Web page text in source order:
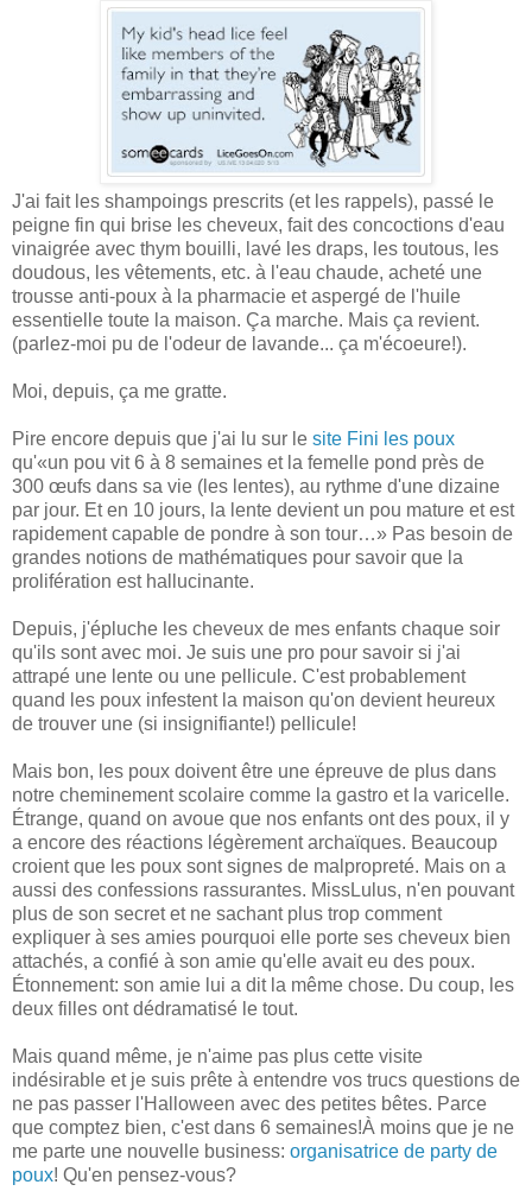
J'ai fait les shampoings prescrits (et les rappels), passé le
peigne fin qui brise les cheveux, fait des concoctions d'eau
vinaigrée avec thym bouilli, lavé les draps, les toutous, les
doudous, les vêtements, etc. à l'eau chaude, acheté une
trousse anti-poux à la pharmacie et aspergé de l'huile
essentielle toute la maison. Ça marche. Mais ça revient.
(parlez-moi pu de l'odeur de lavande... ça m'écoeure!).
Moi, depuis, ça me gratte.
Pire encore depuis que j'ai lu sur le site Fini les poux
qu'«un pou vit 6 à 8 semaines et la femelle pond près de
300 œufs dans sa vie (les lentes), au rythme d'une dizaine
par jour. Et en 10 jours, la lente devient un pou mature et est
rapidement capable de pondre à son tour…» Pas besoin de
grandes notions de mathématiques pour savoir que la
prolifération est hallucinante.
Depuis, j'épluche les cheveux de mes enfants chaque soir
qu'ils sont avec moi. Je suis une pro pour savoir si j'ai
attrapé une lente ou une pellicule. C'est probablement
quand les poux infestent la maison qu'on devient heureux
de trouver une (si insignifiante!) pellicule!
Mais bon, les poux doivent être une épreuve de plus dans
notre cheminement scolaire comme la gastro et la varicelle.
Étrange, quand on avoue que nos enfants ont des poux, il y
a encore des réactions légèrement archaïques. Beaucoup
croient que les poux sont signes de malpropreté. Mais on a
aussi des confessions rassurantes. MissLulus, n'en pouvant
plus de son secret et ne sachant plus trop comment
expliquer à ses amies pourquoi elle porte ses cheveux bien
attachés, a confié à son amie qu'elle avait eu des poux.
Étonnement: son amie lui a dit la même chose. Du coup, les
deux filles ont dédramatisé le tout.
Mais quand même, je n'aime pas plus cette visite
indésirable et je suis prête à entendre vos trucs questions de
ne pas passer l'Halloween avec des petites bêtes. Parce
que comptez bien, c'est dans 6 semaines!À moins que je ne
me parte une nouvelle business: organisatrice de party de
poux! Qu'en pensez-vous?